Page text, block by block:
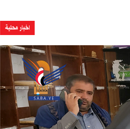
اخبار محلية